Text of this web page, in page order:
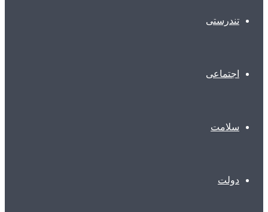
تندرستی
اجتماعی
سلامت
دولت